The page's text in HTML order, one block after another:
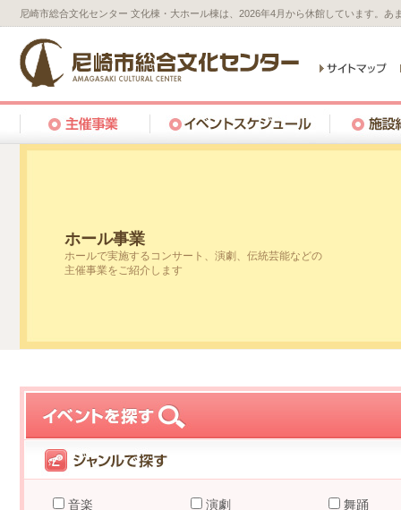
尼崎市総合文化センター 文化棟・大ホール棟は、2026年4月から休館しています。
ホール事業
ホールで実施するコンサート、演劇、伝統芸能などの
主催事業をご紹介します
音楽 演劇
舞踊